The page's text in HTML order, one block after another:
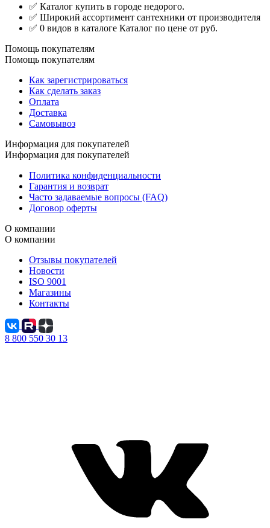
✅ Каталог купить в городе недорого.
✅ Широкий ассортимент сантехники от производителя
✅ 0 видов в каталоге Каталог по цене от руб.
Помощь покупателям
Помощь покупателям
Как зарегистрироваться
Как сделать заказ
Оплата
Доставка
Самовывоз
Информация для покупателей
Информация для покупателей
Политика конфиденциальности
Гарантия и возврат
Часто задаваемые вопросы (FAQ)
Договор оферты
О компании
О компании
Отзывы покупателей
Новости
ISO 9001
Магазины
Контакты
8 800 550 30 13